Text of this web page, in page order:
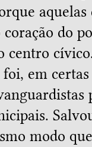
coração do
centro
em
modo